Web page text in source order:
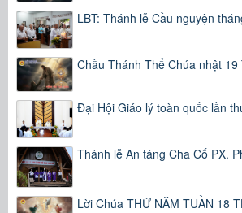
LBT: Thánh lễ Cầu nguyện
Chầu Thánh Thể Chúa nhật
Đại Hội Giáo lý toàn quốc lần
Thánh lễ An táng Cha Cố PX.
Lời Chúa THỨ NĂM TUẦN 18